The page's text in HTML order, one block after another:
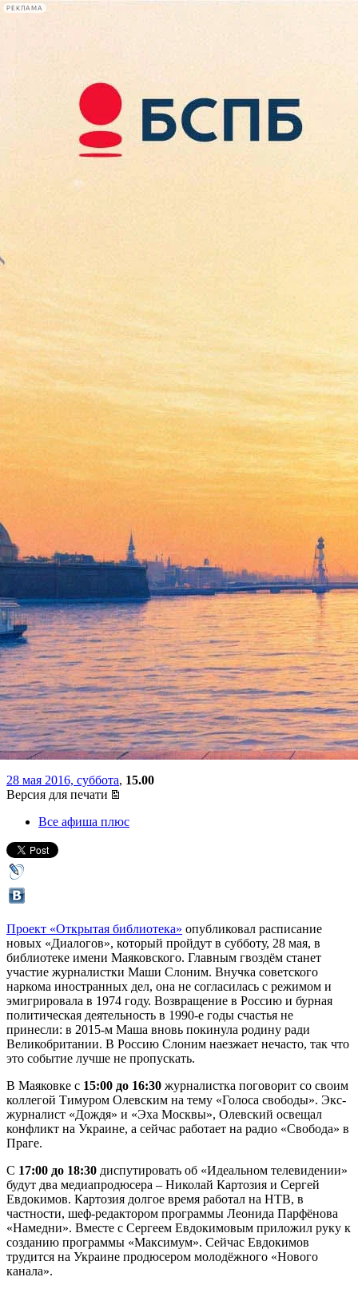
РЕКЛАМА
Сегодня:
2026.08.07
19:12
Афиша Plus
«Майские диалоги»: Маша
Слоним, идеальное
телевидение и «Бессмертный
полк»
28 мая 2016, суббота, 15.00
Версия для печати
Все афиша плюс
Проект «Открытая библиотека» опубликовал расписание
новых «Диалогов», который пройдут в субботу, 28 мая, в
библиотеке имени Маяковского. Главным гвоздём станет
участие журналистки Маши Слоним. Внучка советского
наркома иностранных дел, она не согласилась с режимом и
эмигрировала в 1974 году. Возвращение в Россию и бурная
политическая деятельность в 1990-е годы счастья не
принесли: в 2015-м Маша вновь покинула родину ради
Великобритании. В Россию Слоним наезжает нечасто, так что
это событие лучше не пропускать.
В Маяковке с 15:00 до 16:30 журналистка поговорит со своим
коллегой Тимуром Олевским на тему «Голоса свободы». Экс-
журналист «Дождя» и «Эха Москвы», Олевский освещал
конфликт на Украине, а сейчас работает на радио «Свобода» в
Праге.
С 17:00 до 18:30 диспутировать об «Идеальном телевидении»
будут два медиапродюсера – Николай Картозия и Сергей
Евдокимов. Картозия долгое время работал на НТВ, в
частности, шеф-редактором программы Леонида Парфёнова
«Намедни». Вместе с Сергеем Евдокимовым приложил руку к
созданию программы «Максимум». Сейчас Евдокимов
трудится на Украине продюсером молодёжного «Нового
канала».